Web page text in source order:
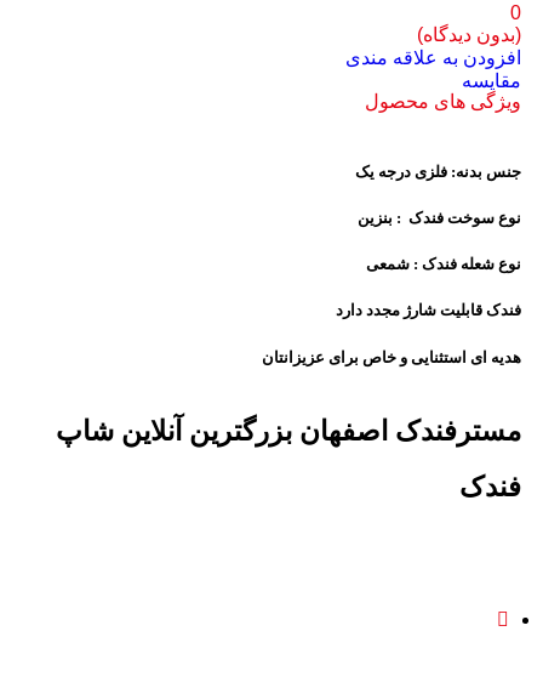
0
(بدون دیدگاه)
افزودن به علاقه مندی
مقايسه
ویژگی های محصول
جنس بدنه: فلزی درجه یک
نوع سوخت فندک : بنزین
نوع شعله فندک : شمعی
فندک قابلیت شارژ مجدد دارد
هدیه ای استثنایی و خاص برای عزیزانتان
مسترفندک اصفهان بزرگترین آنلاین شاپ
فندک